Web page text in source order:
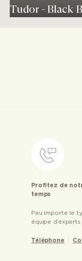
Tudor - Black
Profitez de
temps
Peu importe le
équipe
Téléphone